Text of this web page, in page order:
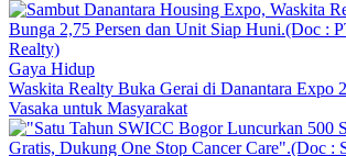
Gaya Hidup
Waskita Realty Buka Gerai di Danantara Expo
Vasaka untuk Masyarakat